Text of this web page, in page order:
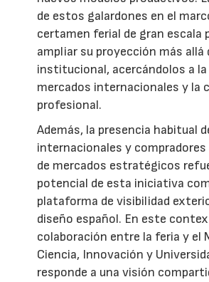
de estos galardones en el
certamen ferial de gran escala
ampliar su proyección más allá
institucional, acercándolos a
mercados internacionales y la
profesional.
Además, la presencia habitual
internacionales y
de mercados estratégicos
potencial de esta iniciativa
plataforma de visibilidad
diseño español. En este
colaboración entre la feria y el
Ciencia, Innovación y
responde a una visión